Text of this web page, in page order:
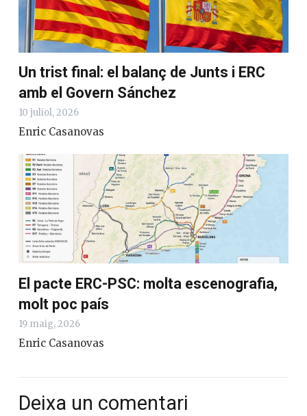
Un trist final: el balanç de Junts i ERC
amb el Govern Sánchez
10 juliol, 2026
Enric Casanovas
El pacte ERC-PSC: molta escenografia,
molt poc país
19 maig, 2026
Enric Casanovas
Deixa un comentari